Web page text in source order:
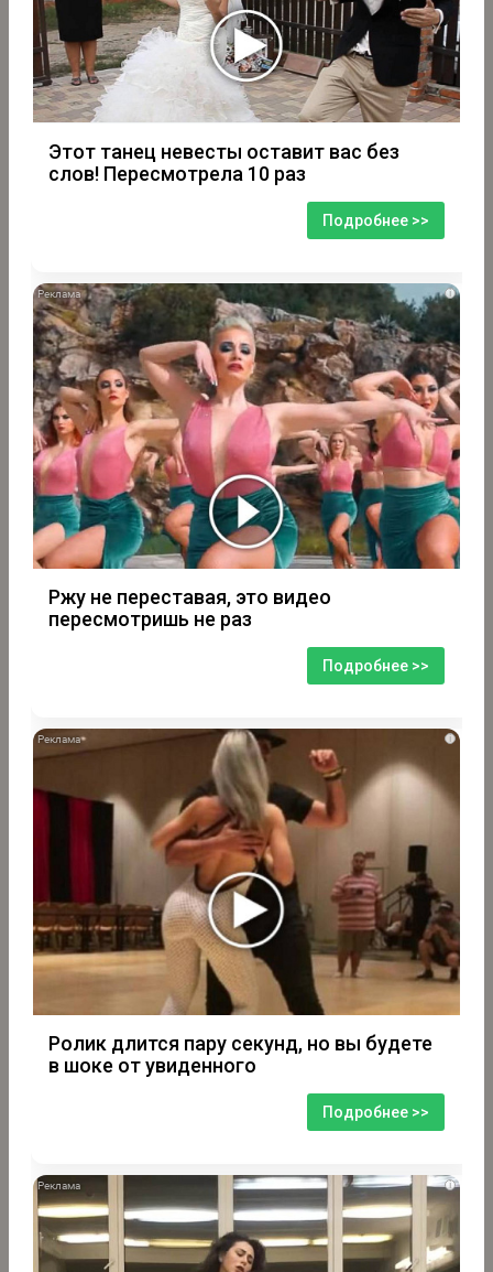
Этот танец невесты оставит вас без
слов! Пересмотрела 10 раз
Подробнее >>
i
Ржу не переставая, это видео
пересмотришь не раз
Подробнее >>
i
Ролик длится пару секунд, но вы будете
в шоке от увиденного
Подробнее >>
i